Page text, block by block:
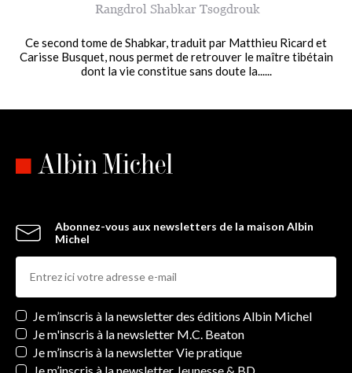
Rangdrol Shabkar Tsogdrouk
Ce second tome de Shabkar, traduit par Matthieu Ricard et
Carisse Busquet, nous permet de retrouver le maître tibétain
dont la vie constitue sans doute la......
Abonnez-vous aux newsletters de la maison Albin
Michel
Newsletters
Je m’inscris à la newsletter des éditions Albin Michel
Je m'inscris à la newsletter M.C. Beaton
Je m’inscris à la newsletter Vie pratique